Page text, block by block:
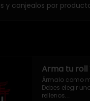
y canjealos por
Arma tu roll
Ármalo como
Debes elegir
rellenos.